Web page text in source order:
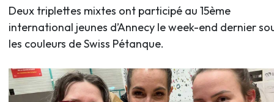
Deux triplettes mixtes ont participé au 15ème
international jeunes d’Annecy le week-end dernier
les couleurs de Swiss Pétanque.